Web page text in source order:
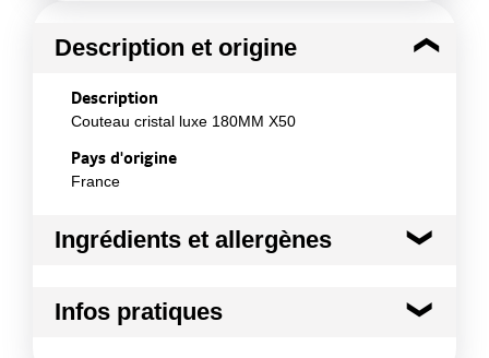
Description et origine
Description
Couteau cristal luxe 180MM X50
Pays d'origine
France
Ingrédients et allergènes
non applicable
Infos pratiques